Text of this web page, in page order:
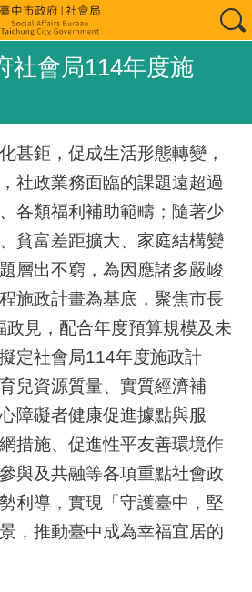
社會局114年度施
甚鉅，促成生活形態轉變，
社政業務面臨的課題遠超過
各類福利補助範疇；隨著少
貧富差距擴大、家庭結構變
層出不窮，為因應諸多嚴峻
施政計畫為基底，聚焦市長
政見，配合年度預算規模及未
定社會局114年度施政計
兒資源質量、實質經濟補
障礙者健康促進據點與服
措施、促進性平友善環境作
與及共融等各項重點社會政
利導，實現「守護臺中，堅
，推動臺中成為幸福宜居的